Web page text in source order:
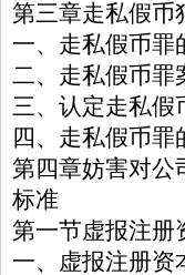
第三章走私假币
一、走私假币罪
二、走私假币罪
三、认定走私假
四、走私假币罪
第四章妨害对公
标准
第一节虚报注册
一、虚报注册资